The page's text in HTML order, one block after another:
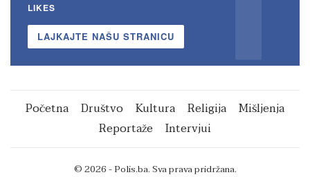
LIKES
LAJKAJTE NAŠU STRANICU
Početna Društvo Kultura Religija
Mišljenja
Reportaže
Intervjui
© 2026 - Polis.ba. Sva prava pridržana.